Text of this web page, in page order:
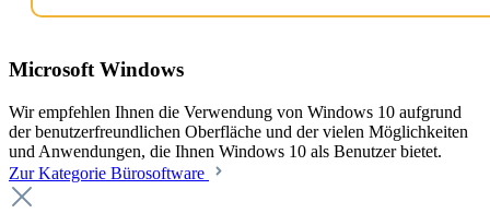
Microsoft Windows
Wir empfehlen Ihnen die Verwendung von Windows 10 aufgrund
der benutzerfreundlichen Oberfläche und der vielen Möglichkeiten
und Anwendungen, die Ihnen Windows 10 als Benutzer bietet.
Zur Kategorie Bürosoftware